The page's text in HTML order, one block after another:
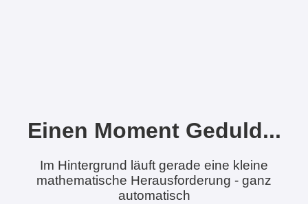
Einen Moment Geduld...
Im Hintergrund läuft gerade eine kleine
mathematische Herausforderung - ganz
automatisch